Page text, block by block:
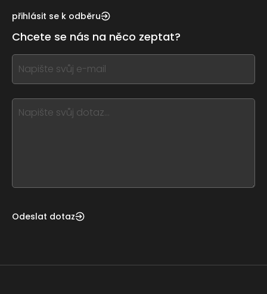
this,
this
form
field
blank
přihlásit se k odběru
Chcete se nás na něco zeptat?
If
you
leave
Odeslat dotaz